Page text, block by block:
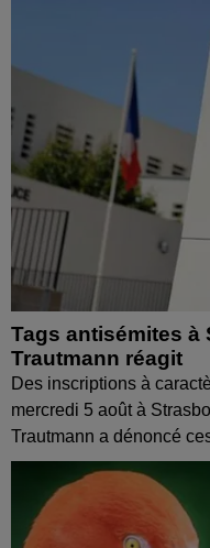
Tags antisémites à
Trautmann réagit
Des inscriptions à
mercredi 5 août à
Trautmann a dénoncé